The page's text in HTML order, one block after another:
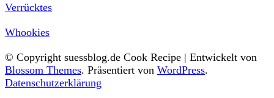
Verrücktes
Whookies
© Copyright suessblog.de Cook Recipe | Entwickelt von
Blossom Themes. Präsentiert von WordPress.
Datenschutzerklärung